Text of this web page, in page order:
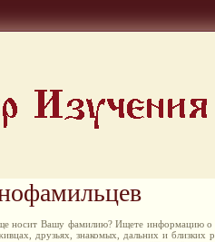
носит Вашу фамилию? Ищете информацию о
друзьях, знакомых, дальних и близких